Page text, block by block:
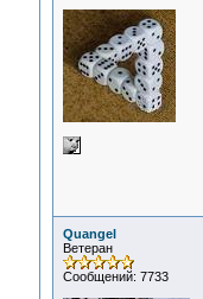
Quangel
Ветеран
Сообщений: 7733